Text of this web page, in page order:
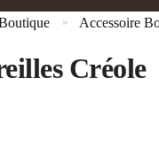
» Accessoire
Créole